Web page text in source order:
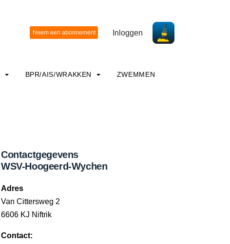
Inloggen
BPR/AIS/WRAKKEN ZWEMMEN
Contactgegevens
WSV-Hoogeerd-Wychen
Adres
Van Cittersweg 2
6606 KJ Niftrik
Contact: